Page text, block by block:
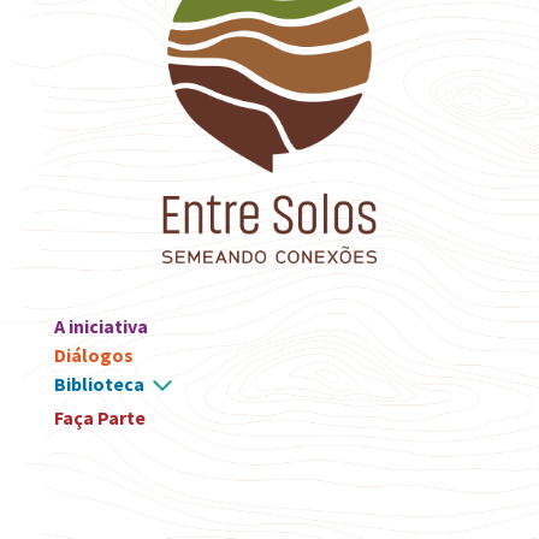
A iniciativa
Diálogos
Biblioteca
Faça Parte